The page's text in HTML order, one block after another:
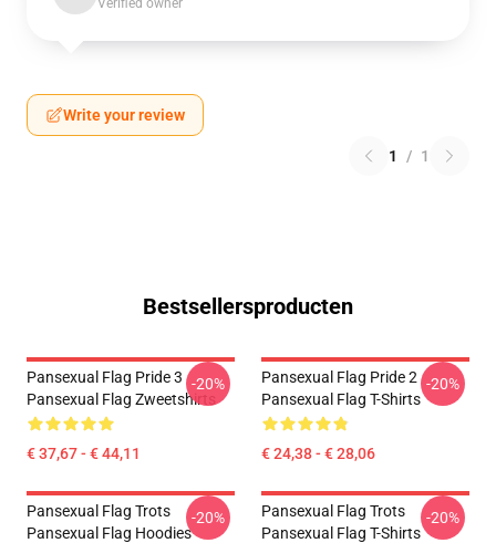
Verified owner
Write your review
1 / 1
Bestsellersproducten
Pansexual Flag Pride 3
Pansexual Flag Zweetshirts
€ 37,67 - € 44,11
-20%
Pansexual Flag Pride 2
Pansexual Flag T-Shirts
€ 24,38 - € 28,06
-20%
Pansexual Flag Trots
Pansexual Flag Hoodies
-20%
Pansexual Flag Trots
Pansexual Flag T-Shirts
-20%